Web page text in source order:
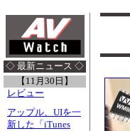
◇ 最新ニュース ◇
【11月30日】
レビュー
アップル、UIを一
新した「iTunes